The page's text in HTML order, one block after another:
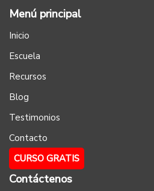
Menú principal
Inicio
Escuela
Recursos
Blog
Testimonios
Contacto
CURSO GRATIS
Contáctenos